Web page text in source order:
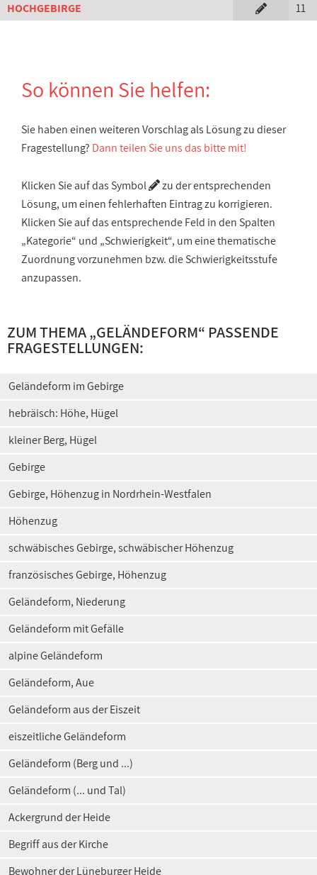
HOCHGEBIRGE
11
So können Sie helfen:
Sie haben einen weiteren Vorschlag als Lösung zu dieser
Fragestellung? Dann teilen Sie uns das bitte mit!
Klicken Sie auf das Symbol
zu der entsprechenden
Lösung, um einen fehlerhaften Eintrag zu korrigieren.
Klicken Sie auf das entsprechende Feld in den Spalten
„Kategorie“ und „Schwierigkeit“, um eine thematische
Zuordnung vorzunehmen bzw. die Schwierigkeitsstufe
anzupassen.
ZUM THEMA „GELÄNDEFORM“ PASSENDE
FRAGESTELLUNGEN:
Geländeform im Gebirge
hebräisch: Höhe, Hügel
kleiner Berg, Hügel
Gebirge
Gebirge, Höhenzug in Nordrhein-Westfalen
Höhenzug
schwäbisches Gebirge, schwäbischer Höhenzug
französisches Gebirge, Höhenzug
Geländeform, Niederung
Geländeform mit Gefälle
alpine Geländeform
Geländeform, Aue
Geländeform aus der Eiszeit
eiszeitliche Geländeform
Geländeform (Berg und ...)
Geländeform (... und Tal)
Ackergrund der Heide
Begriff aus der Kirche
Bewohner der Lüneburger Heide